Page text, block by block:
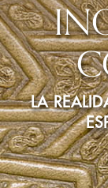
LA